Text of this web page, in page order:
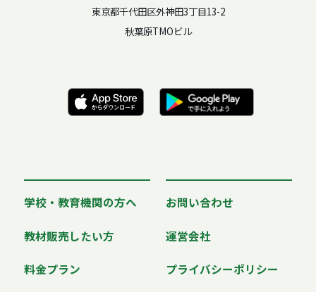
東京都千代田区外神田3丁目13-2
秋葉原TMOビル
学校・教育機関の方へ
教材販売したい方
料金プラン
お問い合わせ
運営会社
プライバシーポリシー